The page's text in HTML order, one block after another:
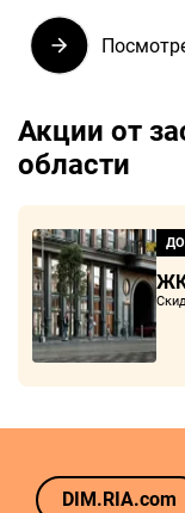
Акции от
области
ЖК
DIM.RIA.com